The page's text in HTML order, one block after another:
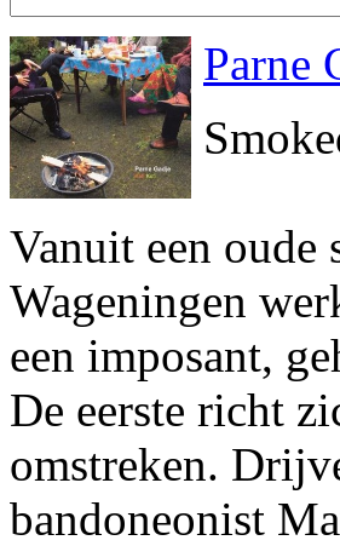
Parne
Vanuit een oude
Wageningen
een imposant,
De eerste richt
omstreken.
bandoneonist